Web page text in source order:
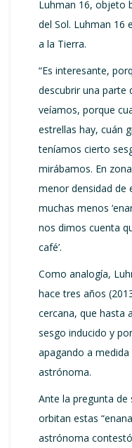
Luhman 16, objeto
del Sol. Luhman 16
a la Tierra.
“Es interesante,
descubrir una parte
veíamos, porque
estrellas hay, cuán
teníamos cierto
mirábamos. En
menor densidad de
muchas menos
nos dimos cuenta
café’.
Como analogía,
hace tres años
cercana, que hasta
sesgo inducido y
apagando a medida
astrónoma.
Ante la pregunta de
orbitan estas
astrónoma